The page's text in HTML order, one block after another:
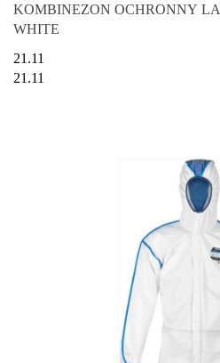
KOMBINEZON OCHRONNY
WHITE
21.11
21.11